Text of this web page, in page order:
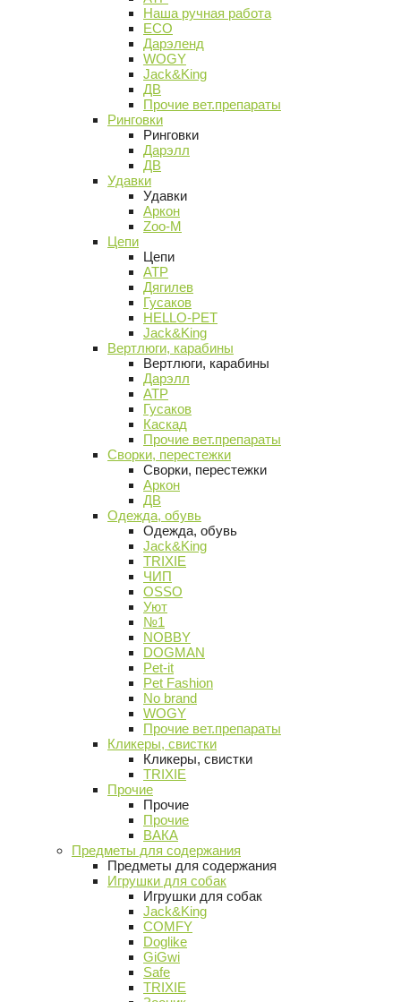
Наша ручная работа
ECO
Дарэленд
WOGY
Jack&King
ДВ
Прочие вет.препараты
Ринговки
Ринговки
Дарэлл
ДВ
Удавки
Удавки
Аркон
Zoo-M
Цепи
Цепи
АТР
Дягилев
Гусаков
HELLO-PET
Jack&King
Вертлюги, карабины
Вертлюги, карабины
Дарэлл
АТР
Гусаков
Каскад
Прочие вет.препараты
Сворки, перестежки
Сворки, перестежки
Аркон
ДВ
Одежда, обувь
Одежда, обувь
Jack&King
TRIXIE
ЧИП
OSSO
Уют
№1
NOBBY
DOGMAN
Pet-it
Pet Fashion
No brand
WOGY
Прочие вет.препараты
Кликеры, свистки
Кликеры, свистки
TRIXIE
Прочие
Прочие
Прочие
ВАКА
Предметы для содержания
Предметы для содержания
Игрушки для собак
Игрушки для собак
Jack&King
COMFY
Doglike
GiGwi
Safe
TRIXIE